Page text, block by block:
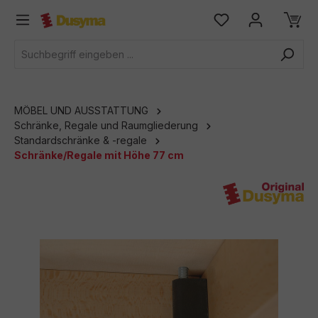
springen
MÖBEL UND AUSSTATTUNG
Schränke, Regale und Raumgliederung
Standardschränke & -regale
Schränke/Regale mit Höhe 77 cm